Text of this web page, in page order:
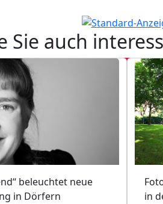
Sie auch
beleuchtet neue
in Dörfern
in